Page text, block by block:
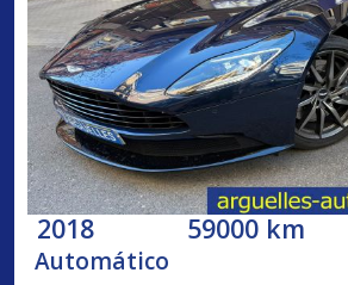
2018 59000 km
Automático